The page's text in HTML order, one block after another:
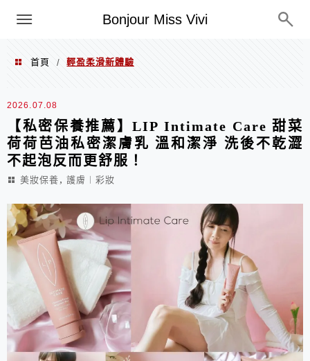
Bonjour Miss Vivi
選單
首頁 / 輕盈柔滑新體驗
輕盈柔滑新體驗
2026.07.08
【私密保養推薦】LIP Intimate Care 甜菜
荷荷芭油私密潔膚乳 溫和潔淨 洗後不乾澀
不起泡反而更舒服！
美妝保養 , 護膚︱彩妝